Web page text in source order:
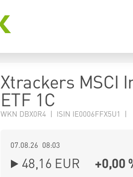
Xtrackers MSCI
ETF 1C
WKN DBX0R4 | ISIN IE0006FFX5U1 |
07.08.26 08:03
48,16 EUR +0,00